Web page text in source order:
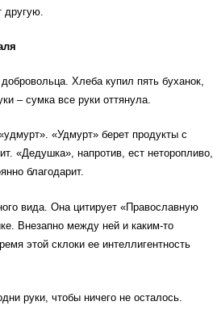
другую.
Хлеба купил пять буханок,
– сумка все руки оттянула.
«Удмурт» берет продукты с
«Дедушка», напротив, ест неторопливо,
благодарит.
вида. Она цитирует «Православную
Внезапно между ней и каким-то
этой склоки ее интеллигентность
руки, чтобы ничего не осталось.